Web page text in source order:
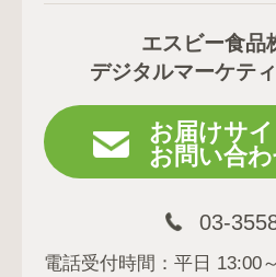
エスビー食品
デジタルマーケテ
お届けサイ
お問い合
03-
電話受付時間：平日 13:00